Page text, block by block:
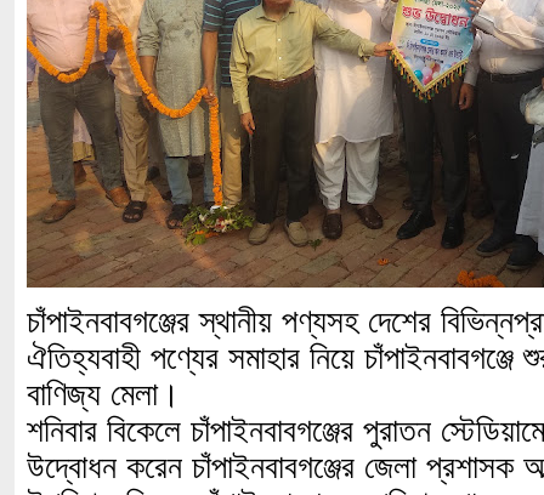
চাঁপাইনবাবগঞ্জের স্থানীয় পণ্যসহ দেশের
ঐতিহ্যবাহী পণ্যের সমাহার নিয়ে
বাণিজ্য মেলা।
শনিবার বিকেলে চাঁপাইনবাবগঞ্জের পুরাতন
উদ্বোধন করেন চাঁপাইনবাবগঞ্জের জেলা প্রশাসক